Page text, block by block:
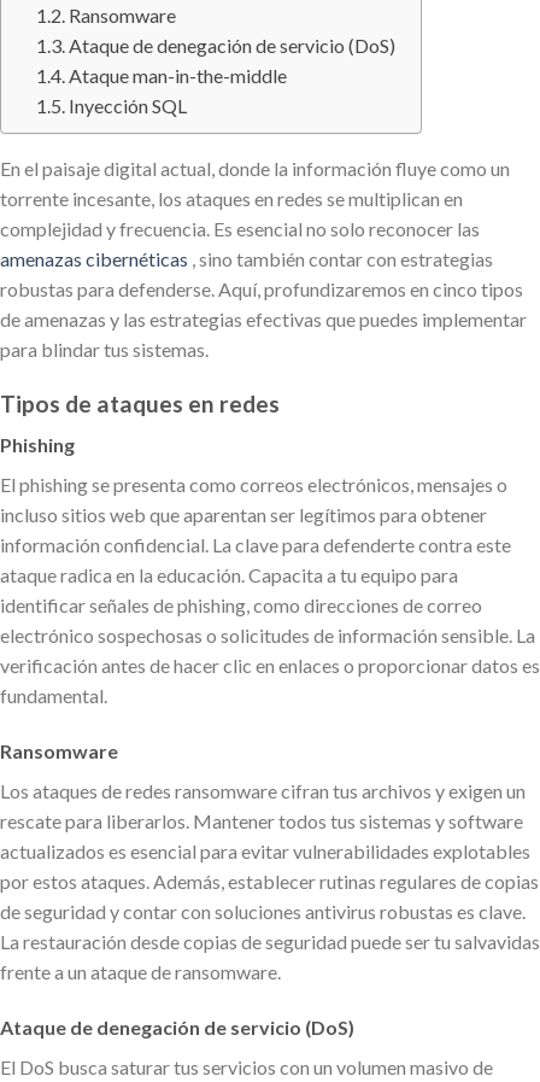
Ransomware
Ataque de denegación de servicio (DoS)
Ataque man-in-the-middle
Inyección SQL
En el paisaje digital actual, donde la información fluye como un
torrente incesante, los ataques en redes se multiplican en
complejidad y frecuencia. Es esencial no solo reconocer las
amenazas cibernéticas , sino también contar con estrategias
robustas para defenderse. Aquí, profundizaremos en cinco tipos
de amenazas y las estrategias efectivas que puedes implementar
para blindar tus sistemas.
Tipos de ataques en redes
Phishing
El phishing se presenta como correos electrónicos, mensajes o
incluso sitios web que aparentan ser legítimos para obtener
información confidencial. La clave para defenderte contra este
ataque radica en la educación. Capacita a tu equipo para
identificar señales de phishing, como direcciones de correo
electrónico sospechosas o solicitudes de información sensible. La
verificación antes de hacer clic en enlaces o proporcionar datos es
fundamental.
Ransomware
Los ataques de redes ransomware cifran tus archivos y exigen un
rescate para liberarlos. Mantener todos tus sistemas y software
actualizados es esencial para evitar vulnerabilidades explotables
por estos ataques. Además, establecer rutinas regulares de copias
de seguridad y contar con soluciones antivirus robustas es clave.
La restauración desde copias de seguridad puede ser tu salvavidas
frente a un ataque de ransomware.
Ataque de denegación de servicio (DoS)
El DoS busca saturar tus servicios con un volumen masivo de